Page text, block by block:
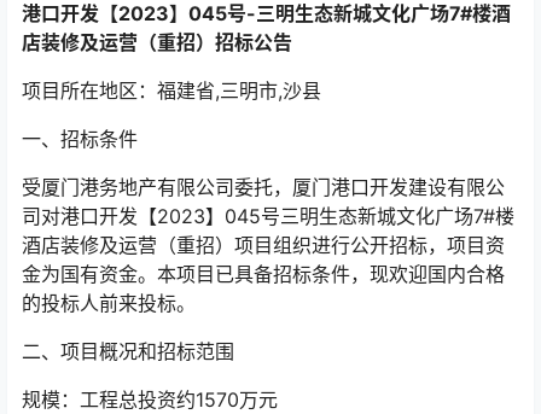
港口开发【2023】045号-三明生态新城文化广场7#楼酒
店装修及运营（重招）招标公告
项目所在地区：福建省,三明市,沙县
一、招标条件
受厦门港务地产有限公司委托，厦门港口开发建设有限公
司对港口开发【2023】045号三明生态新城文化广场7#楼
酒店装修及运营（重招）项目组织进行公开招标，项目资
金为国有资金。本项目已具备招标条件，现欢迎国内合格
的投标人前来投标。
二、项目概况和招标范围
规模：工程总投资约1570万元